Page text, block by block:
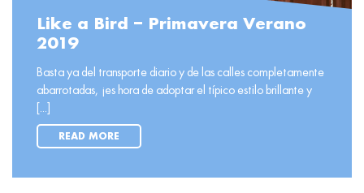
Like a Bird – Primavera Verano
2019
Basta ya del transporte diario y de las calles completamente
abarrotadas, ¡es hora de adoptar el típico estilo brillante y
[...]
READ MORE